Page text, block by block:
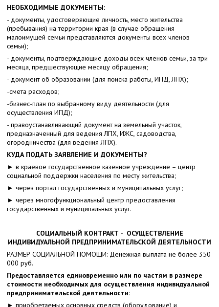
НЕОБХОДИМЫЕ ДОКУМЕНТЫ:
- документы, удостоверяющие личность, место жительства
(пребывания) на территории края (в случае обращения
малоимущей семьи представляются документы всех членов
семьи);
- документы, подтверждающие доходы всех членов семьи, за три
месяца, предшествующие месяцу обращения;
- документ об образовании (для поиска работы, ИПД, ЛПХ);
-смета расходов;
-бизнес-план по выбранному виду деятельности (для
осуществления ИПД);
- правоустанавливающий документ на земельный участок,
предназначенный для ведения ЛПХ, ИЖС, садоводства,
огородничества (для ведения ЛПХ).
КУДА ПОДАТЬ ЗАЯВЛЕНИЕ И ДОКУМЕНТЫ?
► в краевое государственное казенное учреждение – центр
социальной поддержки населения по месту жительства;
► через портал государственных и муниципальных услуг;
► через многофункциональный центр предоставления
государственных и муниципальных услуг.
СОЦИАЛЬНЫЙ КОНТРАКТ - ОСУЩЕСТВЛЕНИЕ
ИНДИВИДУАЛЬНОЙ ПРЕДПРИНИМАТЕЛЬСКОЙ ДЕЯТЕЛЬНОСТИ
РАЗМЕР СОЦИАЛЬНОЙ ПОМОЩИ: Денежная выплата не более 350
000 руб.
Предоставляется единовременно или по частям в размере
стоимости необходимых для осуществления индивидуальной
предпринимательской деятельности:
► приобретаемых основных средств (оборудование) и